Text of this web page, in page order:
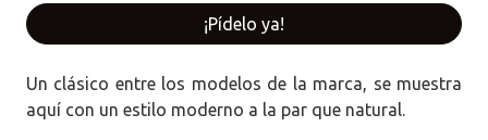
¡Pídelo ya!
Un clásico entre los modelos de la marca, se muestra
aquí con un estilo moderno a la par que natural.